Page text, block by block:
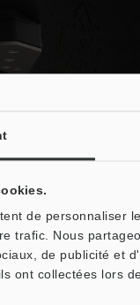
de personnaliser
trafic. Nous
de publicité et
ont collectées lors